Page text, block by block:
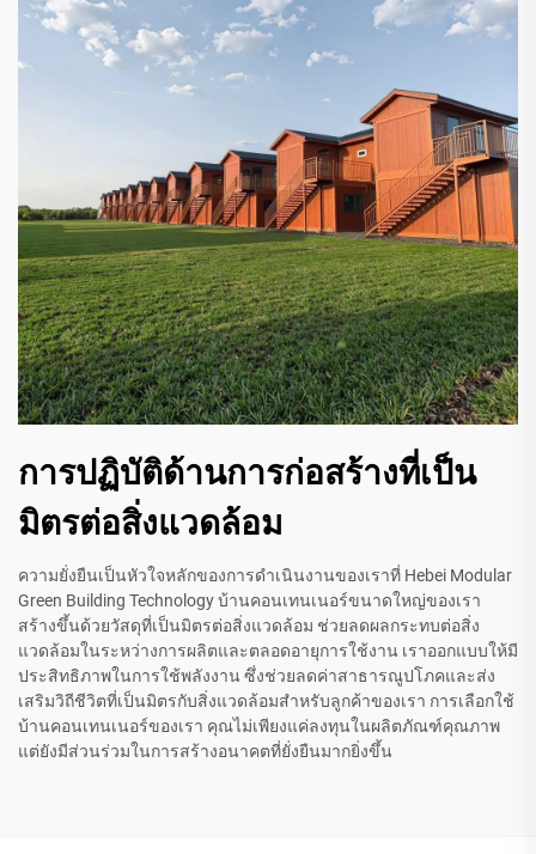
การปฏิบัติด้านการก่อสร้างที่เป็น
มิตรต่อสิ่งแวดล้อม
ความยั่งยืนเป็นหัวใจหลักของการดำเนินงานของเราที่ Hebei Modular
Green Building Technology บ้านคอนเทนเนอร์ขนาดใหญ่ของเรา
สร้างขึ้นด้วยวัสดุที่เป็นมิตรต่อสิ่งแวดล้อม ช่วยลดผลกระทบต่อสิ่ง
แวดล้อมในระหว่างการผลิตและตลอดอายุการใช้งาน เราออกแบบให้มี
ประสิทธิภาพในการใช้พลังงาน ซึ่งช่วยลดค่าสาธารณูปโภคและส่ง
เสริมวิถีชีวิตที่เป็นมิตรกับสิ่งแวดล้อมสำหรับลูกค้าของเรา การเลือกใช้
บ้านคอนเทนเนอร์ของเรา คุณไม่เพียงแค่ลงทุนในผลิตภัณฑ์คุณภาพ
แต่ยังมีส่วนร่วมในการสร้างอนาคตที่ยั่งยืนมากยิ่งขึ้น